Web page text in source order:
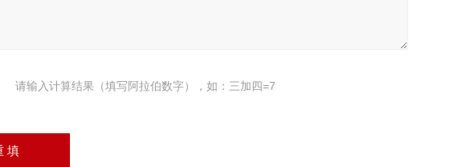
请输入计算结果（填写阿拉伯数字），如：三加四=7